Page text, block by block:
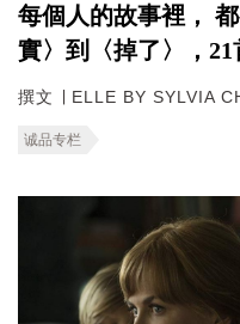
每個人的故事裡，
實〉到〈掉了〉，
撰文 ∣ ELLE BY SYLVIA
诚品专栏